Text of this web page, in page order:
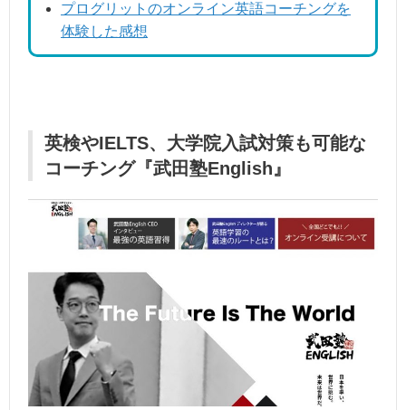
プログリットのオンライン英語コーチングを
体験した感想
英検やIELTS、大学院入試対策も可能な
コーチング『武田塾English』